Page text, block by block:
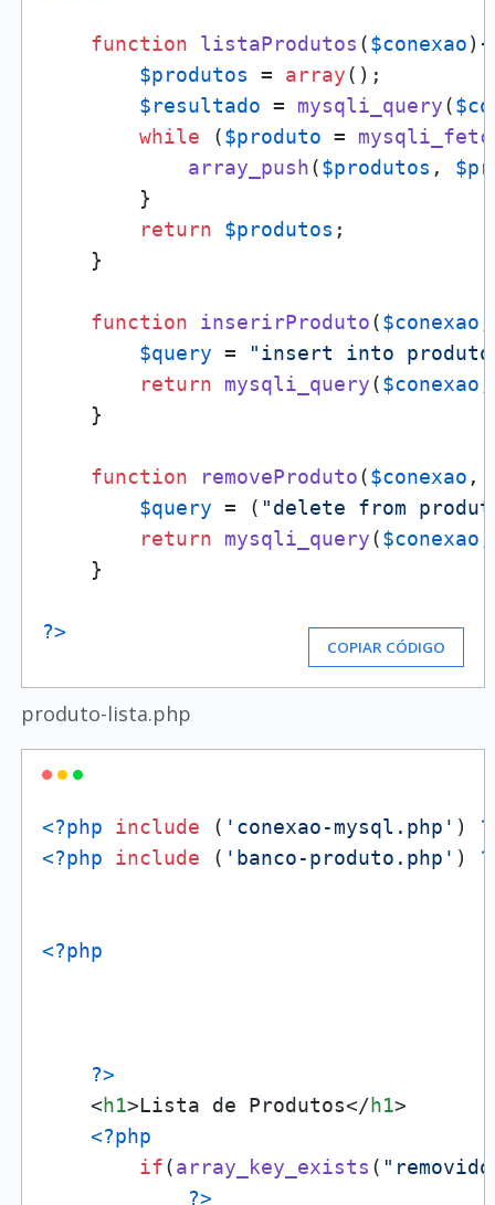
function listaProdutos ($conexao) {
$produtos = array();
$resultado = mysqli_query(
while ($produto =
array_push($produtos ,
        }
return
$produtos ;
    }
function inserirProduto($conexao
$query =
"insert into
return
mysqli_query($conexao
    }
function removeProduto($conexao ,
$query = ( "delete from
return
mysqli_query($conexao
    }
?>
COPIAR CÓDIGO
produto-lista.php
<?php include ( 'conexao-mysql.php' )
<?php
include ( 'banco-produto.php' )
<?php
?>
<h1>Lista de Produtos</h1>
<?php
if(array_key_exists (
?>